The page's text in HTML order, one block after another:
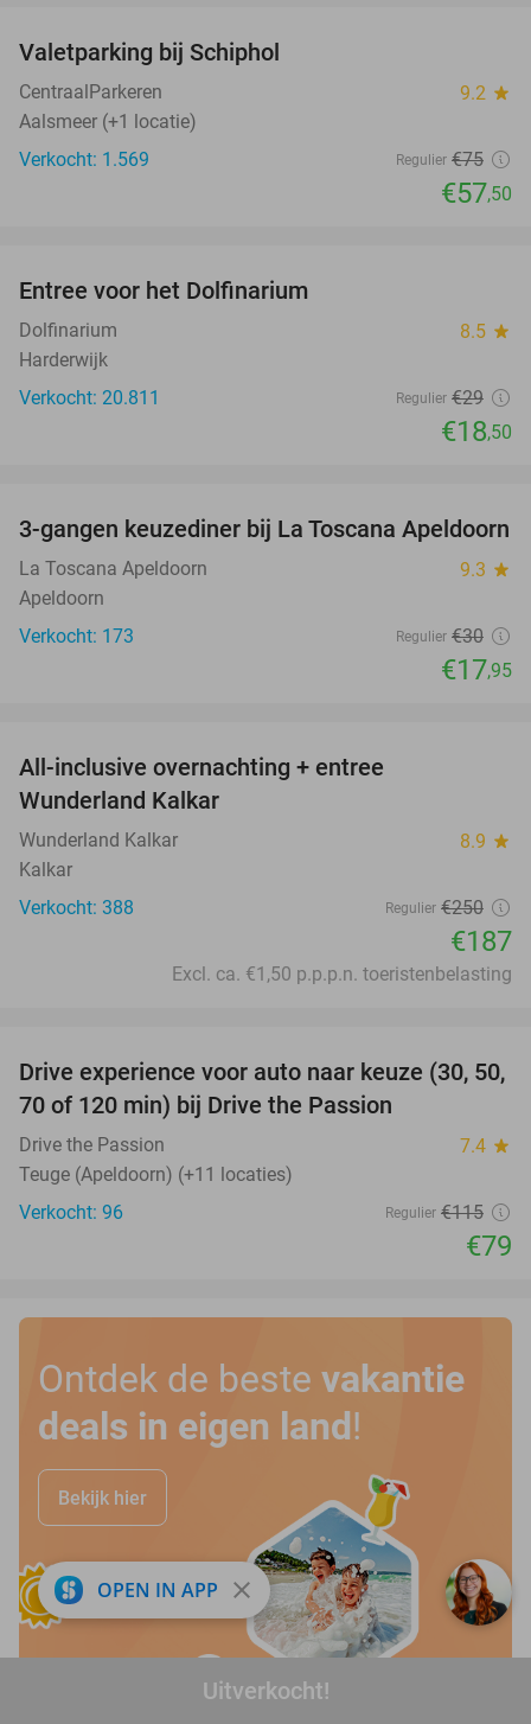
Uitverkocht!
Valetparking bij Schiphol
CentraalParkeren 9.2 star
Aalsmeer (+1 locatie)
Verkocht: 1.569
Regulier €75
€57,50
Entree voor het Dolfinarium
Dolfinarium 8.5 star
Harderwijk
Verkocht: 20.811
Regulier €29
€18,50
40%
3-gangen keuzediner bij La Toscana Apeldoorn
La Toscana Apeldoorn 9.3 star
Apeldoorn
Verkocht: 173
Regulier €30
€17,95
All-inclusive overnachting + entree
Wunderland Kalkar
Wunderland Kalkar 8.9 star
Kalkar
Verkocht: 388
Regulier €250
€187
Excl. ca. €1,50 p.p.p.n. toeristenbelasting
31%
Drive experience voor auto naar keuze (30, 50,
70 of 120 min) bij Drive the Passion
Drive the Passion 7.4 star
Teuge (Apeldoorn) (+11 locaties)
Verkocht: 96
Regulier €115
€79
Ontdek de beste vakantie
deals in eigen land!
Bekijk hier
OPEN IN APP close